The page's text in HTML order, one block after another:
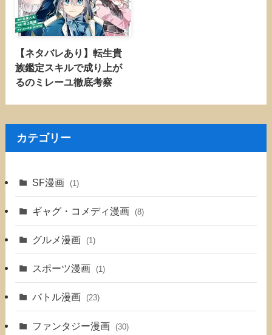
【ネタバレあり】転生貴
族鑑定スキルで成り上が
るのミレーユ徹底考察
カテゴリー
SF漫画 (1)
ギャグ・コメディ漫画 (8)
グルメ漫画 (1)
スポーツ漫画 (1)
バトル漫画 (23)
ファンタジー漫画 (30)